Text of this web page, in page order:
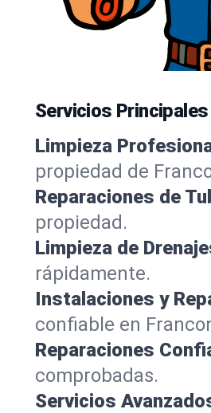
Servicios
Limpieza
propiedad de
Reparaciones de
propiedad.
Limpieza de
rápidamente.
Instalaciones y
confiable en
Reparaciones
comprobadas.
Servicios